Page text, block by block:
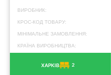
ВИРОБНИК:
КРОС-КОД ТОВАРУ:
МІНІМАЛЬНЕ ЗАМОВЛЕННЯ:
КРАЇНА ВИРОБНИЦТВА:
ХАРКІВ 2